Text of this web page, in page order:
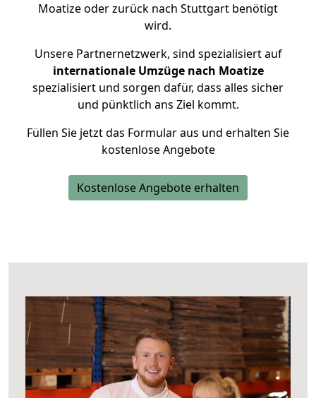
Moatize oder zurück nach Stuttgart benötigt
wird.
Unsere Partnernetzwerk, sind spezialisiert auf
internationale Umzüge nach Moatize
spezialisiert und sorgen dafür, dass alles sicher
und pünktlich ans Ziel kommt.
Füllen Sie jetzt das Formular aus und erhalten Sie
kostenlose Angebote
Kostenlose Angebote erhalten